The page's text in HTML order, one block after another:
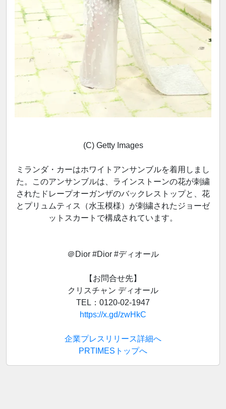
(C) Getty Images
ミランダ・カーはホワイトアンサンブルを着用しまし
た。このアンサンブルは、ラインストーンの花が刺繍
されたドレープオーガンザのバックレストップと、花
とプリュムティス（水玉模様）が刺繍されたジョーゼ
ットスカートで構成されています。
＠Dior #Dior #ディオール
【お問合せ先】
クリスチャン ディオール
TEL：0120-02-1947
https://x.gd/zwHkC
企業プレスリリース詳細へ
PRTIMESトップへ